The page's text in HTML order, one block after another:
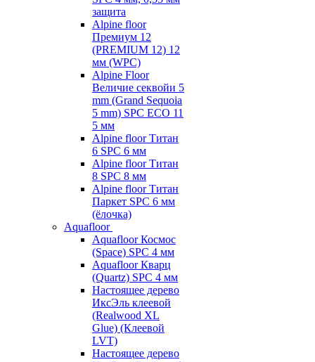
защита
Alpine floor
Премиум 12
(PREMIUM 12) 12
мм (WPC)
Alpine Floor
Величие секвойи 5
mm (Grand Sequoia
5 mm) SPC ECO 11
5 мм
Alpine floor Титан
6 SPC 6 мм
Alpine floor Титан
8 SPC 8 мм
Alpine floor Титан
Паркет SPC 6 мм
(ёлочка)
Aquafloor
Aquafloor Космос
(Space) SPC 4 мм
Aquafloor Кварц
(Quartz) SPC 4 мм
Настоящее дерево
ИксЭль клеевой
(Realwood XL
Glue) (Клеевой
LVT)
Настоящее дерево